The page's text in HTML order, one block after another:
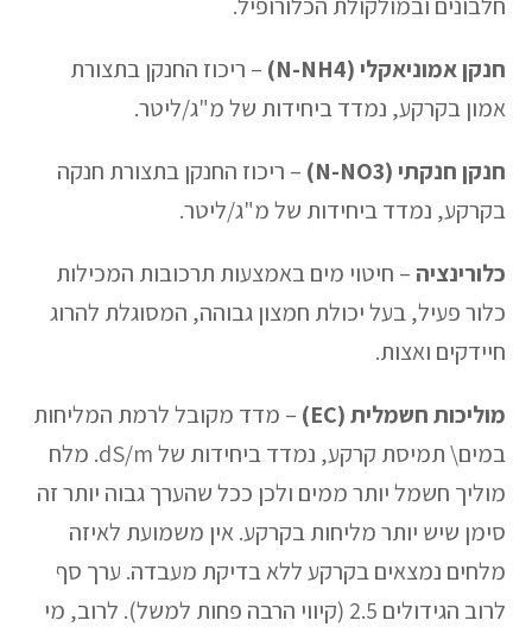
חנקן אמוניאקלי (N-NH4)
– ריכוז החנקן בתצורת
אמון בקרקע, נמדד ביחידות של מ"ג/ליטר.
חנקן חנקתי (N-NO3)
– ריכוז החנקן בתצורת חנקה
בקרקע, נמדד ביחידות של מ"ג/ליטר.
כלורינציה – חיטוי מים באמצעות תרכובות המכילות
כלור פעיל, בעל יכולת חמצון גבוהה, המסוגלת להרוג
חיידקים ואצות.
מוליכות חשמלית (EC)
– מדד מקובל לרמת המליחות
במים\ תמיסת קרקע, נמדד ביחידות של dS/m. מלח
מוליך חשמל יותר ממים ולכן ככל שהערך גבוה יותר זה
סימן שיש יותר מליחות בקרקע. אין משמועת לאיזה
מלחים נמצאים בקרקע ללא בדיקת מעבדה. ערך סף
לרוב הגידולים 2.5 (קיווי הרבה פחות למשל). לרוב, מי